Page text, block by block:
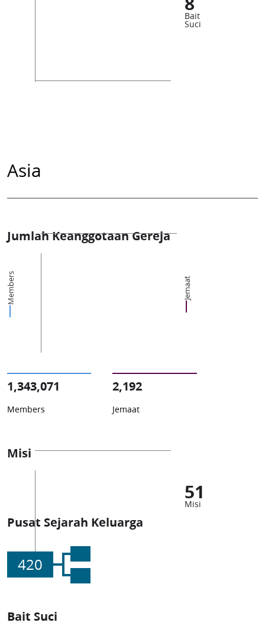
Bait
Suci
Asia
Jumlah Keanggotaan Gereja
Members Jemaat
1,343,071
Members
2,192
Jemaat
Misi
51
Misi
Pusat Sejarah Keluarga
420
Bait Suci